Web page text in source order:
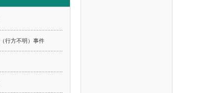
行方不明）事件